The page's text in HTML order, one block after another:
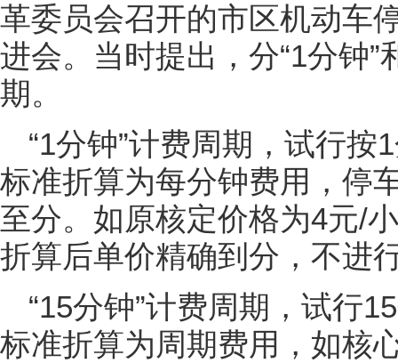
革委员会召开的市区机动车
进会。当时提出，分“1分钟”
期。
“1分钟”计费周期，试行
标准折算为每分钟费用，停
至分。如原核定价格为4元/
折算后单价精确到分，不进
“15分钟”计费周期，试行
标准折算为周期费用，如核